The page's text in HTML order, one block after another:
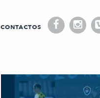
CONTACTOS